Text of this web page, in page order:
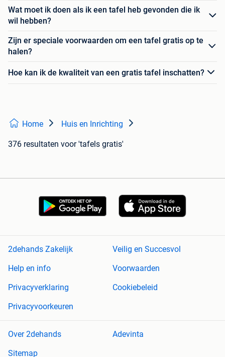
Wat moet ik doen als ik een tafel heb gevonden die ik
wil hebben?
Zijn er speciale voorwaarden om een tafel gratis op te
halen?
Hoe kan ik de kwaliteit van een gratis tafel inschatten?
Home Huis en Inrichting
376 resultaten voor 'tafels gratis'
2dehands Zakelijk
Veilig en Succesvol
Help en info
Voorwaarden
Privacyverklaring
Cookiebeleid
Privacyvoorkeuren
Over 2dehands
Adevinta
Sitemap